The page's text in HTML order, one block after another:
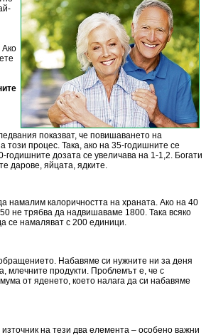
Ако
показват, че повишаването на
процес. Така, ако на 35-годишните се
годишните дозата се увеличава на 1-1,2. Богати
дарове, яйцата, ядките.
намалим калоричността на храната. Ако на 40
не трябва да надвишаваме 1800. Така всяко
се намаляват с 200 единици.
Набавяме си нужните ни за деня
млечните продукти. Проблемът е, че с
от яденето, което налага да си набавяме
на тези два елемента – особено важни